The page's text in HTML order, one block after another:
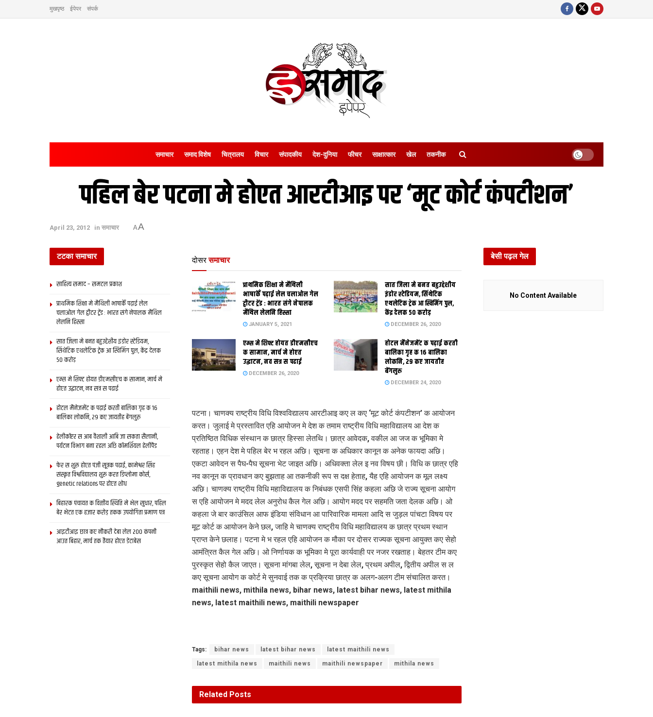
मुखपृष्ठ ईपेपर संपर्क
समाचार समाद विशेष चित्रालय विचार संपादकीय देश-दुनिया फीचर साक्षात्‍कार खेल तकनीक
पहिल बेर पटना मे होएत आरटीआइ पर ‘मूट कोर्ट कंपटीशन’
April 23, 2012 in समाचार AA
दोसर समाचार
प्राथमिक शि‍क्षा मे मैथि‍ली
भाषाकेँ पढ़ाई लेल चलाओल गेल
ट्वीटर ट्रेंड : भारत संगे नेपालक
मैथिल लेलनि हिस्सा
JANUARY 5, 2021
सात जिला मे बनत बहुउद्देशीय
इंडोर स्‍टेडि‍यम, सिंथेटिक
एथलेटिक ट्रेक आ स्विमिंग पुल,
केंद्र देलक 50 करोड़
DECEMBER 26, 2020
एम्स मे शिफ्ट होयत डीएमसीएच
क सामान, मार्च मे होएत
उद्घाटन, नव सत्र स पढाई
DECEMBER 26, 2020
होटल मैनेजमेंट क पढ़ाई करती
बालिका गृह क 16 बालिका
लोकनि, 29 कए जायतीह
बेंगलुरु
DECEMBER 24, 2020
पटना। चाणक्य राष्ट्रीय विधि विश्वविद्यालय आरटीआइ कए ल कए ‘मूट कोर्ट कंपटीशन’ क आयोजन
करत। जुलाई मे प्रस्‍तावित एहि आयोजन मे देश क तमाम राष्ट्रीय विधि महाविद्यालय आ देश क
प्रतिष्ठित विधिक संस्थान क छात्र हिस्सा लेतथि। छात्र आवेदक, वकील आ जज क भूमिका मे
रहताह। एहन देश मे पहिल बेर भ रहल अछि। सूचना क अधिकार कानून क अनेक फायदा अछि।
एकटा आवेदन स पैघ-पैघ सूचना भेट जाइत अछि। अधिवक्ता लेल इ नव विषय छी। विधि क छात्र एहि
नव कानून क प्रावधान कए बुझताह आ तकनीकी रूप स दक्ष हेताह, यैह एहि आयोजन क मूल लक्ष्‍य
अछि। चाणक्य राष्ट्रीय विधि महाविद्यालय क निबंधक एसपी सिंह कहला अछि जे राज्य सूचना आयोग
स एहि आयोजन मे मदद लेल अनुरोध कैल गेल अछि। आयोग मदद पर सहमति जता देलक अछि। ओ
कहला जे बार काउंसिल आफ इंडिया संविधान आ पारिवारिक मामला आदि स जुड़ल पांचटा विषय पर
मूट कोर्ट क आयोजन केने छल, जाहि मे चाणक्य राष्ट्रीय विधि महाविद्यालय क छात्र प्रथम स्थान
प्राप्त केने छलाह। पटना मे भ रहल एहि आयोजन क मौका पर दोसर राज्‍यक सूचना आयुक्‍त कए सेहो
आमंत्रित कैल गेल अछि। ओ निर्णायक क भूमिका मे पूरा कार्यवाही पर नजर रखताह। बेहतर टीम कए
पुरस्कृत सेहो कैल जाएत। सूचना मांगबा लेल, सूचना न देबा लेल, प्रथम अपील, द्वितीय अपील स ल
कए सूचना आयोग क कोर्ट मे सुनवाई तक क प्रक्रिया छात्र क अलग-अलग टीम संचालित करत।
maithili news, mithila news, bihar news, latest bihar news, latest mithila
news, latest maithili news, maithili newspaper
Tags: bihar news latest bihar news latest maithili news
latest mithila news maithili news maithili newspaper mithila news
Related Posts
टटका समाचार
साहित्य समाद – समटल प्रकाश
प्राथमिक शि‍क्षा मे मैथि‍ली भाषाकेँ पढ़ाई लेल
चलाओल गेल ट्वीटर ट्रेंड : भारत संगे नेपालक मैथिल
लेलनि हिस्सा
सात जिला मे बनत बहुउद्देशीय इंडोर स्‍टेडि‍यम,
सिंथेटिक एथलेटिक ट्रेक आ स्विमिंग पुल, केंद्र देलक
50 करोड़
एम्स मे शिफ्ट होयत डीएमसीएच क सामान, मार्च मे
होएत उद्घाटन, नव सत्र स पढाई
होटल मैनेजमेंट क पढ़ाई करती बालिका गृह क 16
बालिका लोकनि, 29 कए जायतीह बेंगलुरु
हेलीकॉप्टर स आब वैशाली आबि जा सकता सैलानी,
पर्यटन विभाग बना रहल अछि कॉमर्शियल हेलीपैड
फेर स शुरू होएत पंजी सूत्रक पढाई, कामेश्वर सिंह
संस्कृत विश्वविद्यालय शुरू करत डिप्लोमा कोर्स,
genetic relations पर होएत शोध
बिहारक पंचायत क वित्‍तीय स्थिति मे भेल सुधार, पहिल
बेर भेटत एक हजार करोड़ तकक उपयोगिता प्रमाण पत्र
आइटीआइ छात्र कए नौकरी देबा लेल 200 कंपनी
आउत बिहार, मार्च तक तैयार होएत डेटाबेस
बेसी पढ़ल गेल
No Content Available